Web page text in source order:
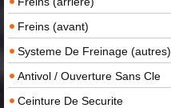
Freins (avant)
Systeme De Freinage (autres)
Antivol / Ouverture Sans Cle
Ceinture De Securite